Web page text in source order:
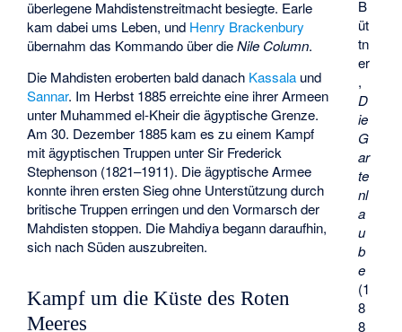
B
üt
tn
er
,
D
ie
G
ar
te
nl
a
u
b
e
(1
8
8
überlegene Mahdistenstreitmacht besiegte. Earle
kam dabei ums Leben, und Henry Brackenbury
übernahm das Kommando über dieNile Column.
Die Mahdisten eroberten bald danach Kassala und
Sannar. Im Herbst 1885 erreichte eine ihrer Armeen
unter Muhammed el-Kheir die ägyptische Grenze.
Am 30. Dezember 1885 kam es zu einem Kampf
mit ägyptischen Truppen unter Sir Frederick
Stephenson (1821–1911). Die ägyptische Armee
konnte ihren ersten Sieg ohne Unterstützung durch
britische Truppen erringen und den Vormarsch der
Mahdisten stoppen. Die Mahdiya begann daraufhin,
sich nach Süden auszubreiten.
Kampf um die Küste des Roten
Meeres